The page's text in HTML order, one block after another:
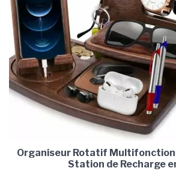
Organiseur Rotatif
Station de Recharge